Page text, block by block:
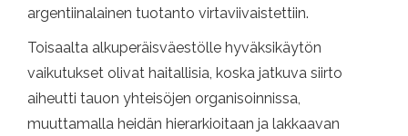
argentiinalainen tuotanto virtaviivaistettiin.
Toisaalta alkuperäisväestölle hyväksikäytön
vaikutukset olivat haitallisia, koska jatkuva siirto
aiheutti tauon yhteisöjen organisoinnissa,
muuttamalla heidän hierarkioitaan ja lakkaavan